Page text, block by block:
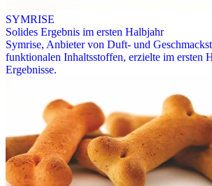
SYMRISE
Solides Ergebnis im ersten Halbjahr
Symrise, Anbieter von Duft- und
funktionalen Inhaltsstoffen, erzielte im ersten
Ergebnisse.